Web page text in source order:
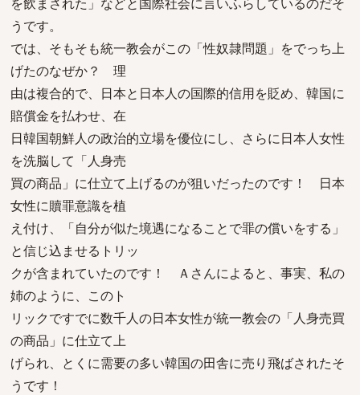
うです。
では、そもそも統一教会がこの「性奴隷問題」をでっち上
げたのなぜか？ 理
由は複合的で、日本と日本人の国際的信用を貶め、韓国に
賠償金を払わせ、在
日韓国朝鮮人の政治的立場を優位にし、さらに日本人女性
を洗脳して「人身売
買の商品」に仕立て上げるのが狙いだったのです！ 日本
女性に贖罪意識を植
え付け、「自分が似た境遇になることで罪の償いをする」
と信じ込ませるトリッ
クが含まれていたのです！ Ａさんによると、事実、私の
姉のように、このト
リックですでに数千人の日本女性が統一教会の「人身売買
の商品」に仕立て上
げられ、とくに需要の多い韓国の田舎に売り飛ばされたそ
うです！